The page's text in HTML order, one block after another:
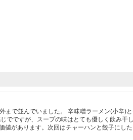
まで並んでいました。 辛味噌ラーメン(小辛)
でですが、スープの味はとても優しく飲み干
値があります。次回はチャーハンと餃子にし